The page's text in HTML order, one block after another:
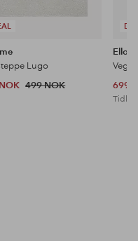
Lugo
499 NOK
Ellos
699
Tidl.